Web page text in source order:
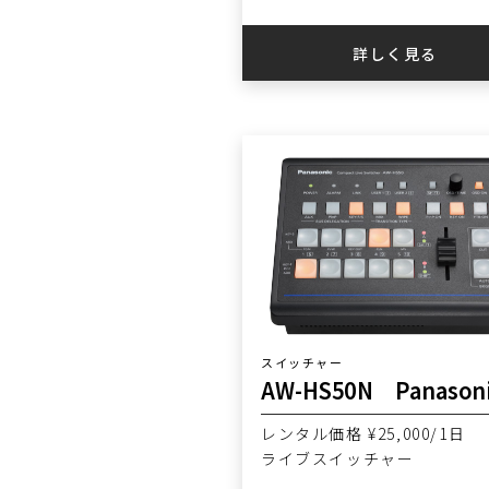
詳しく見る
スイッチャー
AW-HS50N
レンタル価格 ¥25,000/1日
ライブスイッチャー